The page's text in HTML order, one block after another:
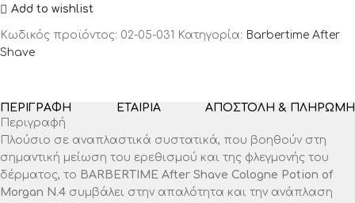
Add to wishlist
Κωδικός προϊόντος: 02-05-031 Κατηγορία: Barbertime After
Shave
ΠΕΡΙΓΡΑΦΉ ΕΤΑΙΡΊΑ
ΑΠΟΣΤΟΛΉ & ΠΛΗΡΩΜΉ
Περιγραφή
Πλούσιο σε αναπλαστικά συστατικά, που βοηθούν στη
σημαντική μείωση του ερεθισμού και της φλεγμονής του
δέρματος, το BARBERTIME After Shave Cologne Potion of
Morgan N.4 συμβάλει στην απαλότητα και την ανάπλαση